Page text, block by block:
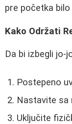
pre početka
Kako Održati
Da bi izbegli jo-
Postepeno
Nastavite sa
Uključite